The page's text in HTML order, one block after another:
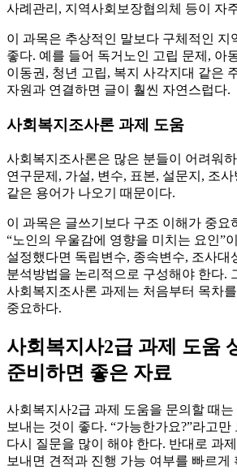
사례관리, 지역사회보장협의체 등이 자
이 과목은 추상적인 말보다 구체적인 지
좋다. 예를 들어 독거노인 고립 문제, 아
이동권, 청년 고립, 복지 사각지대 같은
자원과 연결하면 글이 훨씬 자연스럽다.
사회복지조사론 과제 도움
사회복지조사론은 많은 분들이 어려워
연구문제, 가설, 변수, 표본, 설문지, 조
같은 용어가 나오기 때문이다.
이 과목은 글쓰기보다 구조 이해가 중요
“노인의 우울감에 영향을 미치는 요인”
설정했다면 독립변수, 종속변수, 조사대
분석방법을 논리적으로 구성해야 한다.
사회복지조사론 과제는 처음부터 목차를
중요하다.
사회복지사2급 과제 도움
준비하면 좋은 자료
사회복지사2급 과제 도움을 문의할 때는
보내는 것이 좋다. “가능한가요?”라고
다시 질문을 많이 해야 한다. 반대로 과
보내면 견적과 진행 가능 여부를 빠르게